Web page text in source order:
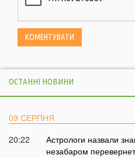
ОСТАННІ НОВИНИ
09 СЕРПНЯ
20:22
Астрологи назвали
незабаром